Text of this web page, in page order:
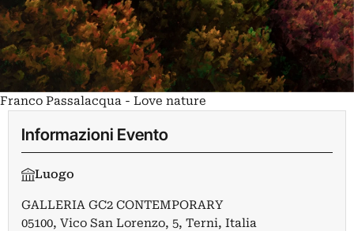
Franco Passalacqua - Love nature
Informazioni Evento
Luogo
GALLERIA GC2 CONTEMPORARY
05100, Vico San Lorenzo, 5, Terni, Italia